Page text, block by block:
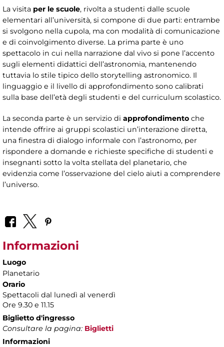
La visita per le scuole, rivolta a studenti dalle scuole
elementari all’università, si compone di due parti: entrambe
si svolgono nella cupola, ma con modalità di comunicazione
e di coinvolgimento diverse. La prima parte è uno
spettacolo in cui nella narrazione dal vivo si pone l’accento
sugli elementi didattici dell’astronomia, mantenendo
tuttavia lo stile tipico dello storytelling astronomico. Il
linguaggio e il livello di approfondimento sono calibrati
sulla base dell’età degli studenti e del curriculum scolastico.
La seconda parte è un servizio di approfondimento che
intende offrire ai gruppi scolastici un’interazione diretta,
una finestra di dialogo informale con l’astronomo, per
rispondere a domande e richieste specifiche di studenti e
insegnanti sotto la volta stellata del planetario, che
evidenzia come l’osservazione del cielo aiuti a comprendere
l’universo.
Informazioni
Luogo
Planetario
Orario
Spettacoli dal lunedì al venerdì
Ore 9.30 e 11.15
Biglietto d'ingresso
Consultare la pagina: Biglietti
Informazioni